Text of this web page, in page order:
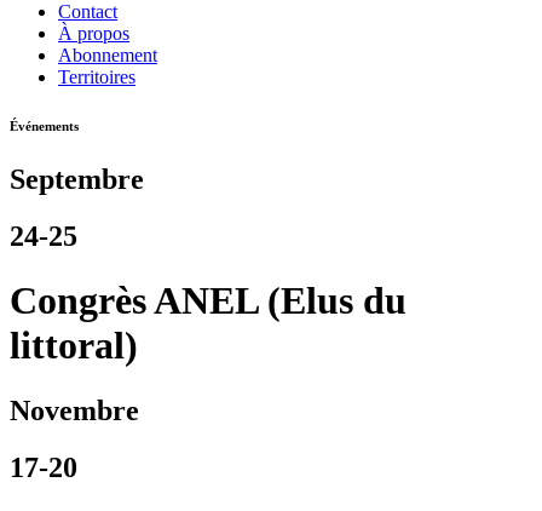
Contact
À propos
Abonnement
Territoires
Événements
Septembre
24-25
Congrès ANEL (Elus du
littoral)
Novembre
17-20